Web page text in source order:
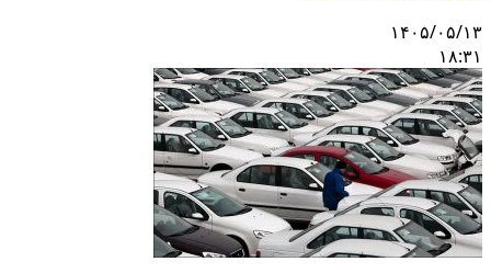
۱۴۰۵/۰۵/۱۳
۱۸:۳۱